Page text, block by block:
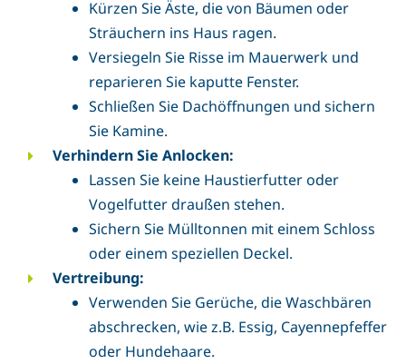
Kürzen Sie Äste, die von Bäumen oder
Sträuchern ins Haus ragen.
Versiegeln Sie Risse im Mauerwerk und
reparieren Sie kaputte Fenster.
Schließen Sie Dachöffnungen und sichern
Sie Kamine.
Verhindern Sie Anlocken:
Lassen Sie keine Haustierfutter oder
Vogelfutter draußen stehen.
Sichern Sie Mülltonnen mit einem Schloss
oder einem speziellen Deckel.
Vertreibung:
Verwenden Sie Gerüche, die Waschbären
abschrecken, wie z.B. Essig, Cayennepfeffer
oder Hundehaare.